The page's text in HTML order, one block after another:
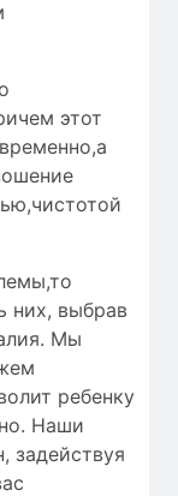
этот
,чистотой
них, выбрав
Мы
ребенку
Наши
задействуя